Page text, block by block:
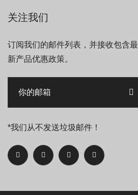
关注我们
订阅我们的邮件列表，并接收包含最
新产品优惠政策。
*我们从不发送垃圾邮件！